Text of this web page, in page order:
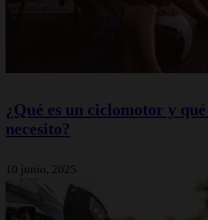
¿Qué es un ciclomotor y
necesito?
10 junio, 2025